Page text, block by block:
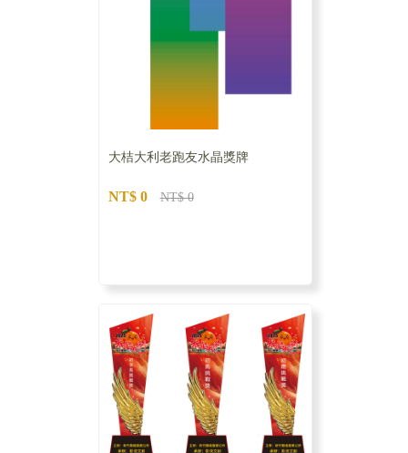
大桔大利老跑友水晶獎牌
NT$ 0 NT$ 0